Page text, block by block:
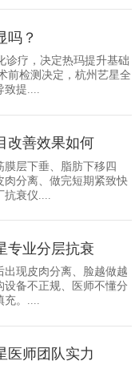
吗？
疗，决定热玛提升基础
检测决定，杭州艺星全
致提....
改善效果如何
层下垂、脂肪下移四
肉分离、做完短期紧致快
衰仪....
专业分层抗衰
现皮肉分离、脸越做越
备不正规、医师不懂分
充。....
医师团队实力